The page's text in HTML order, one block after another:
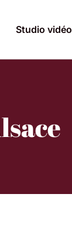
Studio vidéo